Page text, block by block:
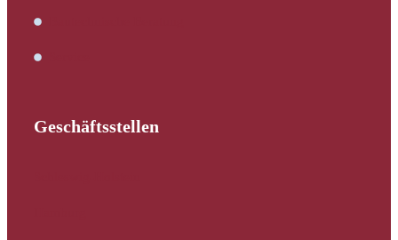
Geschäftsstellen